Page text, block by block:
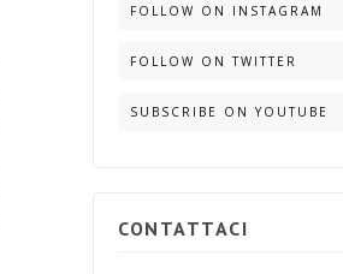
FOLLOW ON INSTAGRAM
FOLLOW ON TWITTER
SUBSCRIBE ON YOUTUBE
CONTATTACI